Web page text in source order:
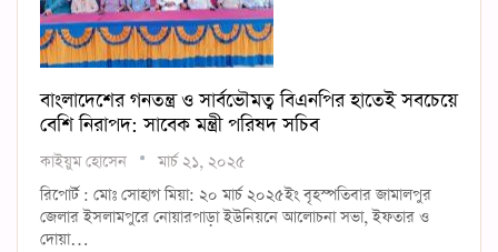
বাংলাদেশের গনতন্ত্র ও সার্বভৌমত্ব বিএনপির হাতেই সবচেয়ে
বেশি নিরাপদ: সাবেক মন্ত্রী পরিষদ সচিব
কাইয়ুম হোসেন
মার্চ ২১, ২০২৫
রিপোর্ট : মোঃ সোহাগ মিয়া: ২০ মার্চ ২০২৫ইং বৃহস্পতিবার জামালপুর
জেলার ইসলামপুরে নোয়ারপাড়া ইউনিয়নে আলোচনা সভা, ইফতার ও
দোয়া…